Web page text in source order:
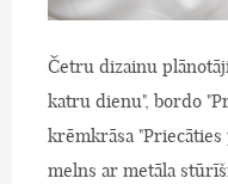
Četru dizainu
katru dienu", bordo
krēmkrāsa
melns ar metāla